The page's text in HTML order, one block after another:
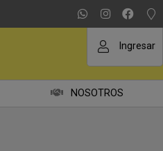
Ingresar
NOSOTROS